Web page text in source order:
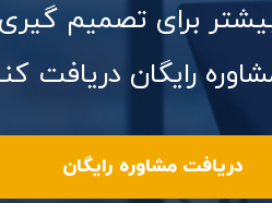
بیشتر برای تصمیم
رایگان دریافت
دریافت مشاوره رایگان